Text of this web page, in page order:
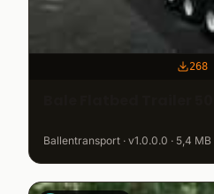
268
Ballentransport · v1.0.0.0 · 5,4 MB